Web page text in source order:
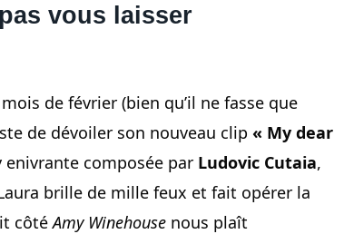
vous laisser
de février (bien qu’il ne fasse que
de dévoiler son nouveau clip « My dear
enivrante composée par Ludovic Cutaia,
brille de mille feux et fait opérer la
côtéAmy Winehouse nous plaît